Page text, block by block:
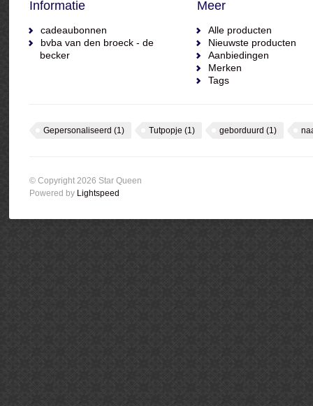
Informatie
cadeaubonnen
bvba van den broeck - de
becker
Meer
Alle producten
Nieuwste producten
Aanbiedingen
Merken
Tags
Gepersonaliseerd (1) Tutpopje (1) geborduurd (1)
© Copyright 2026 Star Queen
Powered by Lightspeed